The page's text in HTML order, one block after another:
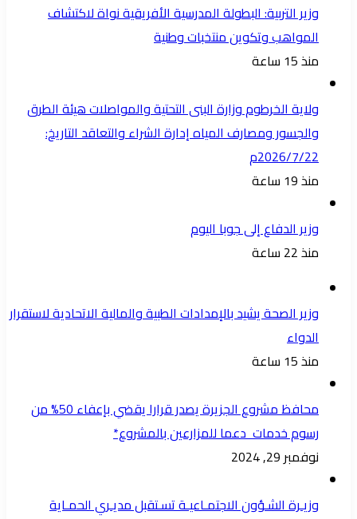
وزير التربية: البطولة المدرسية الأفريقية نواة لاكتشاف
المواهب وتكوين منتخبات وطنية
منذ 15 ساعة
ولاية الخرطوم وزارة البنى التحتية والمواصلات هيئة الطرق
والجسور ومصارف المياه إدارة الشراء والتعاقد التاريخ:
2026/7/22م
منذ 19 ساعة
وزير الدفاع إلى جوبا اليوم
منذ 22 ساعة
وزير الصحة يشيد بالإمدادات الطبية والمالية الاتحادية لاستقرار
الدواء
منذ 15 ساعة
محافظ مشروع الجزيرة يصدر قرارا يقضي بإعفاء 50% من
رسوم خدمات دعما للمزارعين بالمشروع*
نوفمبر 29, 2024
وزيـرة الشـؤون الاجتمـاعيـة تسـتقبل مديـري الحمـاية